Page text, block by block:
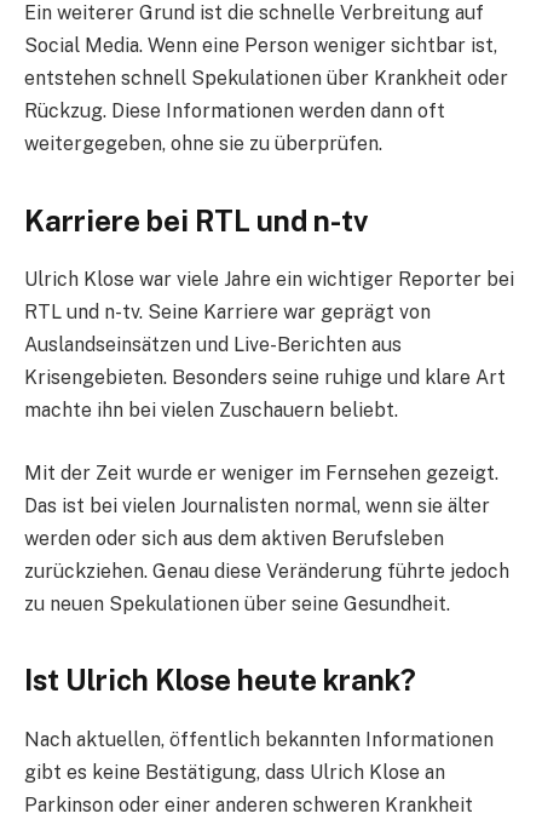
Ein weiterer Grund ist die schnelle Verbreitung auf
Social Media. Wenn eine Person weniger sichtbar ist,
entstehen schnell Spekulationen über Krankheit oder
Rückzug. Diese Informationen werden dann oft
weitergegeben, ohne sie zu überprüfen.
Karriere bei RTL und n-tv
Ulrich Klose war viele Jahre ein wichtiger Reporter bei
RTL und n-tv. Seine Karriere war geprägt von
Auslandseinsätzen und Live-Berichten aus
Krisengebieten. Besonders seine ruhige und klare Art
machte ihn bei vielen Zuschauern beliebt.
Mit der Zeit wurde er weniger im Fernsehen gezeigt.
Das ist bei vielen Journalisten normal, wenn sie älter
werden oder sich aus dem aktiven Berufsleben
zurückziehen. Genau diese Veränderung führte jedoch
zu neuen Spekulationen über seine Gesundheit.
Ist Ulrich Klose heute krank?
Nach aktuellen, öffentlich bekannten Informationen
gibt es keine Bestätigung, dass Ulrich Klose an
Parkinson oder einer anderen schweren Krankheit